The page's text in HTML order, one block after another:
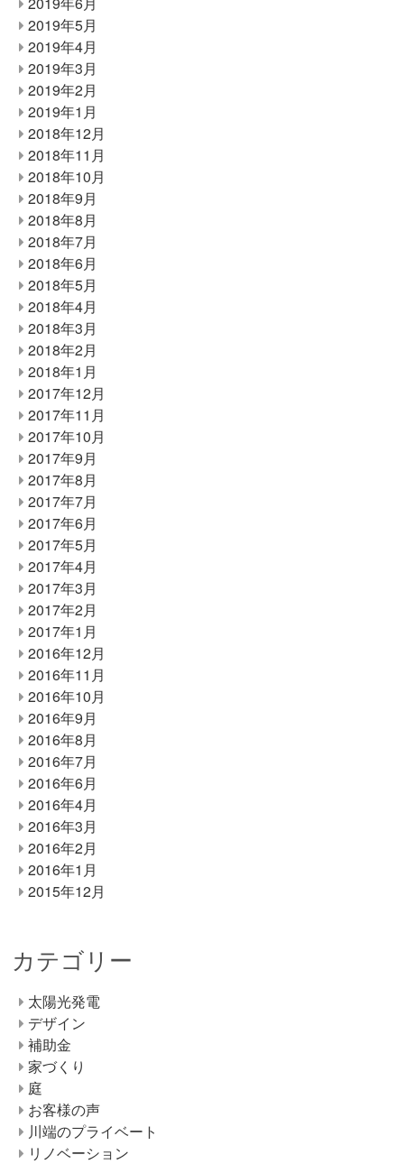
2019年5月
2019年4月
2019年3月
2019年2月
2019年1月
2018年12月
2018年11月
2018年10月
2018年9月
2018年8月
2018年7月
2018年6月
2018年5月
2018年4月
2018年3月
2018年2月
2018年1月
2017年12月
2017年11月
2017年10月
2017年9月
2017年8月
2017年7月
2017年6月
2017年5月
2017年4月
2017年3月
2017年2月
2017年1月
2016年12月
2016年11月
2016年10月
2016年9月
2016年8月
2016年7月
2016年6月
2016年4月
2016年3月
2016年2月
2016年1月
2015年12月
カテゴリー
太陽光発電
デザイン
補助金
家づくり
庭
お客様の声
川端のプライベート
リノベーション